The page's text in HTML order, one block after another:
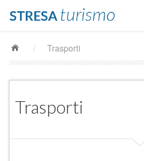
/ Trasporti
Trasporti